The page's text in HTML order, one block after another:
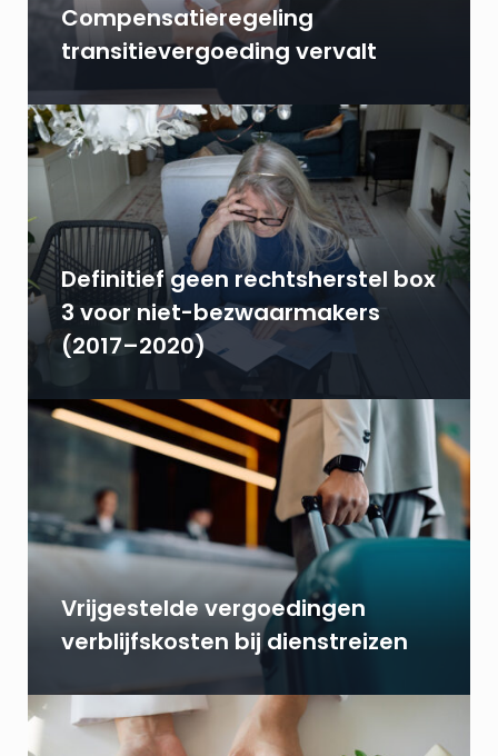
Compensatieregeling
transitievergoeding vervalt
Definitief geen rechtsherstel box
3 voor niet-bezwaarmakers
(2017–2020)
Vrijgestelde vergoedingen
verblijfskosten bij dienstreizen